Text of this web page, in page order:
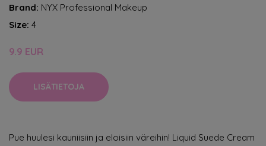
Brand: NYX Professional Makeup
Size: 4
9.9 EUR
LISÄTIETOJA
Pue huulesi kauniisiin ja eloisiin väreihin! Liquid Suede Cream